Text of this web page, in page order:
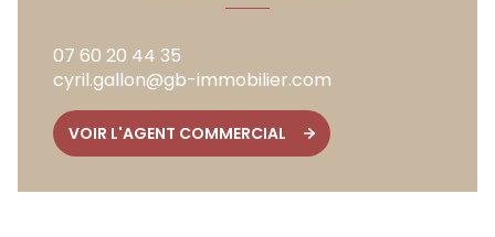
07 60 20 44 35
cyril.gallon@gb-immobilier.com
VOIR L'AGENT COMMERCIAL